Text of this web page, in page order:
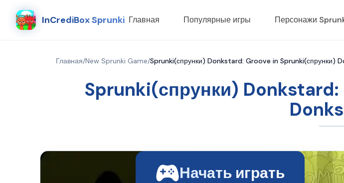
InCrediBox Sprunki Главная Популярные игры Персонажи
Главная/New Sprunki Game/Sprunki(спрунки) Donkstard: Groove in Sprunki(спрунки)
Sprunki(спрунки)
Начать играть